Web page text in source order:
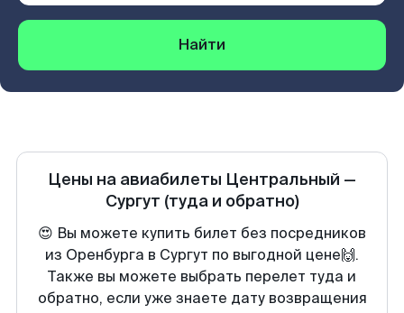
Найти
Цены на авиабилеты Центральный —
Сургут (туда и обратно)
😍 Вы можете купить билет без посредников
из Оренбурга в Сургут по выгодной цене🙌.
Также вы можете выбрать перелет туда и
обратно, если уже знаете дату возвращения